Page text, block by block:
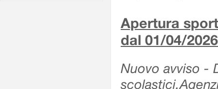
Apertura
dal 01/04/2026
Nuovo avviso -